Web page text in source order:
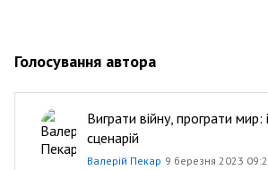
Голосування автора
Виграти війну, програти мир:
сценарій
Валерій Пекар 9 березня 2023